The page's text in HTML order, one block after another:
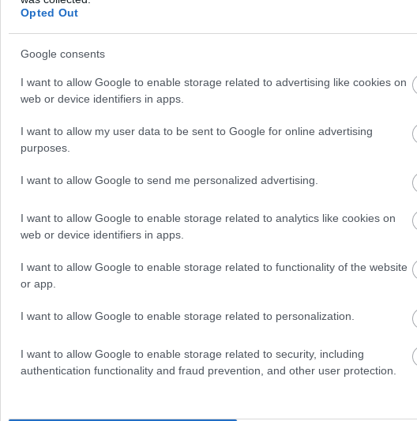
Opted Out
Google consents
I want to allow Google to enable storage related to advertising like cookies on
web or device identifiers in apps.
I want to allow my user data to be sent to Google for online advertising
purposes.
I want to allow Google to send me personalized advertising.
I want to allow Google to enable storage related to analytics like cookies on
web or device identifiers in apps.
I want to allow Google to enable storage related to functionality of the website
or app.
I want to allow Google to enable storage related to personalization.
I want to allow Google to enable storage related to security, including
authentication functionality and fraud prevention, and other user protection.
652). A növekvő teher enyhítésére a helyi iparűzési adóból
hiába folyt be 2025-ben 24,4 milliárd forint a helyi
1,6 százalékról 2 százalékra a nagyobb bevétel
meg a város
mérsékléséről szóló előterjesztést előbb
szélesebb körben a 14-ei testületi ülésen.
a kérelmében előbb felsorolja, hogy Kecskemét tudatos